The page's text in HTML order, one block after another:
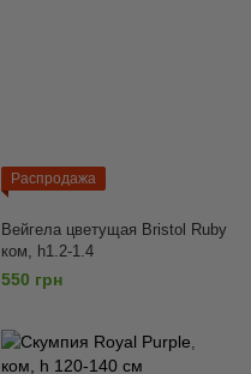
Распродажа
Вейгела цветущая Bristol Ruby
ком, h1.2-1.4
550 грн